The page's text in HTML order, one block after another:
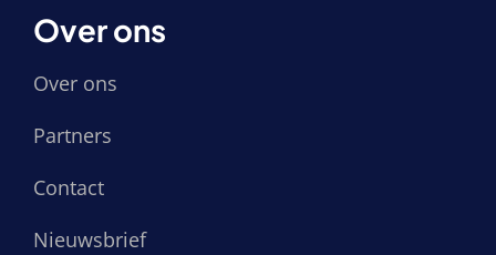
Over ons
Over ons
Partners
Contact
Nieuwsbrief